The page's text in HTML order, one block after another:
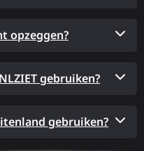
opzeggen?
gebruiken?
gebruiken?